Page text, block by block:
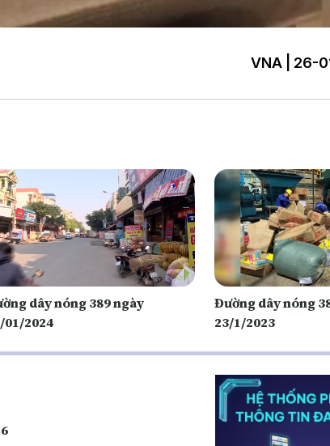
VNA | 26-
dây nóng 389 ngày
01/2024
Đường dây nóng
23/1/2023